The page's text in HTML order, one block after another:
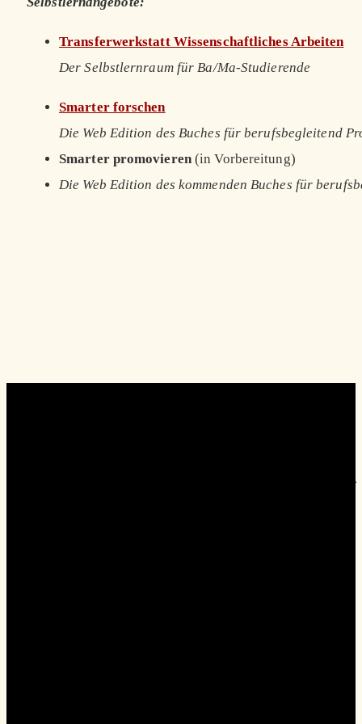
Transferwerkstatt Wissenschaftliches Arbeiten
Der Selbstlernraum für Ba/Ma-Studierende
Smarter forschen
Die Web Edition des Buches für berufsbegleitend
Smarter promovieren(in Vorbereitung)
Die Web Edition des kommenden Buches für